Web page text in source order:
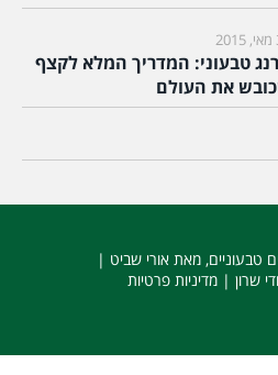
טבעוני: המדריך המלא לקצף
את העולם
טבעוניים, מאת אורי שביט |
שרון | מדיניות פרטיות